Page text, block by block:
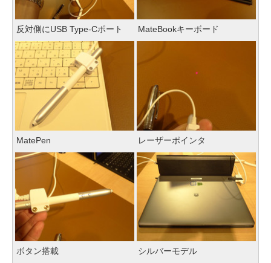
反対側にUSB Type-Cポート MateBookキーボード
MatePen レーザーポインタ
ボタン搭載 シルバーモデル